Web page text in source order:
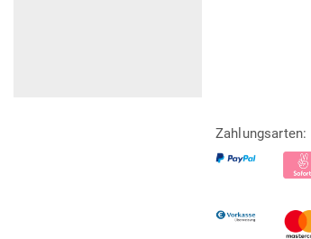
Zahlungsarten: